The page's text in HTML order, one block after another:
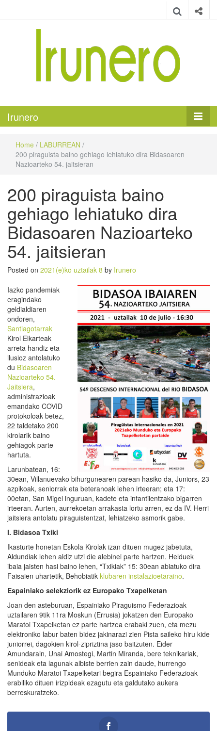
Irunero
Home / LABURREAN /
200 piraguista baino gehiago lehiatuko dira Bidasoaren
Nazioarteko 54. jaitsieran
200 piraguista baino
gehiago lehiatuko dira
Bidasoaren Nazioarteko
54. jaitsieran
Posted on 2021(e)ko uztailak 8 by Irunero
Iazko pandemiak
eragindako
geldialdiaren
ondoren,
Santiagotarrak
Kirol Elkarteak
arreta handiz eta
ilusioz antolatuko
du Bidasoaren
Nazioarteko 54.
Jaitsiera,
administrazioak
emandako COVID
protokoloak betez,
22 taldetako 200
kirolarik baino
gehiagok parte
hartuta.
Larunbatean, 16:
30ean, Villanuevako bihurgunearen parean hasiko da, Juniors, 23
azpikoak, seniorrak eta beteranoak lehen irteeran; eta 17:
00etan, San Migel inguruan, kadete eta infantilentzako bigarren
irteeran. Aurten, aurrekoetan arrakasta lortu arren, ez da IV. Herri
jaitsiera antolatu piraguistentzat, lehiatzeko asmorik gabe.
I. Bidasoa Txiki
Ikasturte honetan Eskola Kirolak izan dituen mugez jabetuta,
Aldundiak lehen aldiz utzi die alebinei parte hartzen. Helduek
ibaia jaisten hasi baino lehen, “Txikiak” 15: 30ean abiatuko dira
Faisaien uhartetik, Behobiatik klubaren instalazioetaraino.
Espainiako selekziorik ez Europako Txapelketan
Joan den asteburuan, Espainiako Piraguismo Federazioak
uztailaren 9tik 11ra Moskun (Errusia) jokatzen den Europako
Maratoi Txapelketan ez parte hartzea erabaki zuen, eta mezu
elektroniko labur baten bidez jakinarazi zien Pista saileko hiru kide
juniorrei, dagokien kirol-zipriztina jaso baitzuten. Eider
Amundarain, Unai Amostegi, Martin Miranda, bere teknikariak,
senideak eta lagunak albiste berrien zain daude, hurrengo
Munduko Maratoi Txapelketari begira Espainiako Federazioak
erabiliko dituen irizpideak ezagutu eta galdutako aukera
berreskuratzeko.